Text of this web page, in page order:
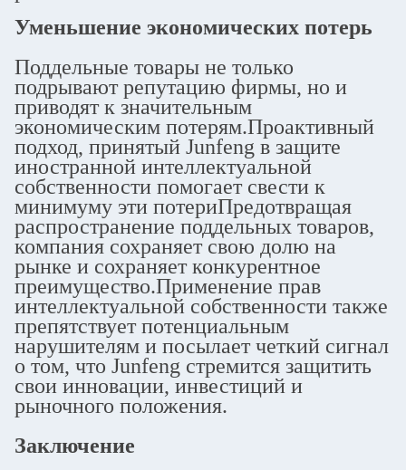
Уменьшение экономических потерь
Поддельные товары не только
подрывают репутацию фирмы, но и
приводят к значительным
экономическим потерям.Проактивный
подход, принятый Junfeng в защите
иностранной интеллектуальной
собственности помогает свести к
минимуму эти потериПредотвращая
распространение поддельных товаров,
компания сохраняет свою долю на
рынке и сохраняет конкурентное
преимущество.Применение прав
интеллектуальной собственности также
препятствует потенциальным
нарушителям и посылает четкий сигнал
о том, что Junfeng стремится защитить
свои инновации, инвестиций и
рыночного положения.
Заключение